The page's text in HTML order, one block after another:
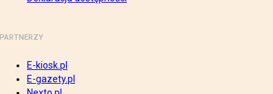
PARTNERZY
E-kiosk.pl
E-gazety.pl